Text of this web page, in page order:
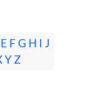
E F G H I J
Y Z